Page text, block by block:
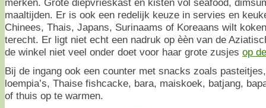
merken. Grote diepvrieskast en kisten vol seafood,
maaltijden. Er is ook een redelijk keuze in servies en
Chinees, Thais, Japans, Surinaams of Koreaans wilt
terecht. Er ligt niet echt een nadruk op èèn van de
de winkel niet veel onder doet voor haar grote zusjes op
Bij de ingang ook een counter met snacks zoals
loempia’s, Thaise fishcacke, bara, maiskoek, batjang,
of thuis op te warmen.